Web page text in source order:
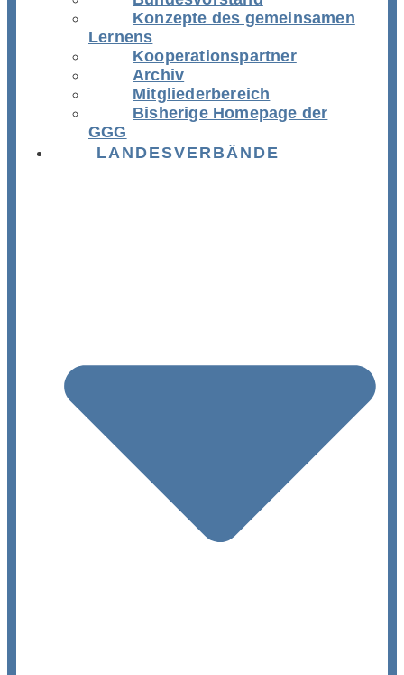
Konzepte des gemeinsamen
Lernens
Kooperationspartner
Archiv
Mitgliederbereich
Bisherige Homepage der
GGG
LANDESVERBÄNDE